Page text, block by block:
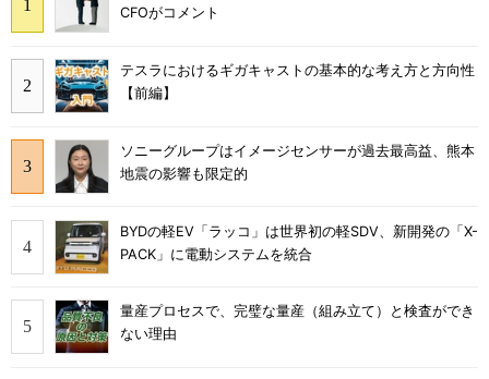
CFOがコメント
テスラにおけるギガキャストの基本的な考え方と方向性
【前編】
ソニーグループはイメージセンサーが過去最高益、熊本
地震の影響も限定的
BYDの軽EV「ラッコ」は世界初の軽SDV、新開発の「X-
PACK」に電動システムを統合
量産プロセスで、完璧な量産（組み立て）と検査ができ
ない理由